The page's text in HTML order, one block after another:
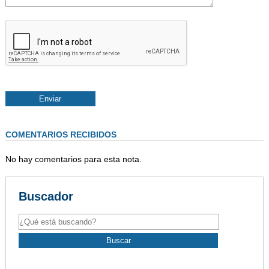
COMENTARIOS RECIBIDOS
No hay comentarios para esta nota.
Buscador